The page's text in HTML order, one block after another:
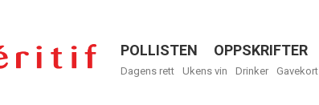
Menu
POLLISTEN OPPSKRIFTER
Dagens rett Ukens vin Drinker Gavekort